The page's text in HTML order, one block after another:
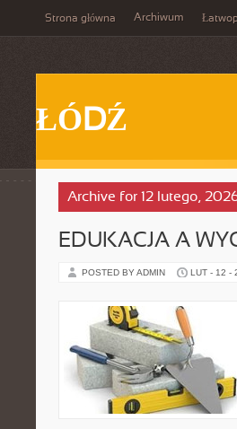
Strona główna Archiwum
ŁÓDŹ
Archive for 12 lutego,
EDUKACJA A
POSTED BY ADMIN LUT - 12 -